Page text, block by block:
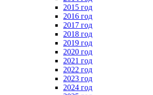
2015 год
2016 год
2017 год
2018 год
2019 год
2020 год
2021 год
2022 год
2023 год
2024 год